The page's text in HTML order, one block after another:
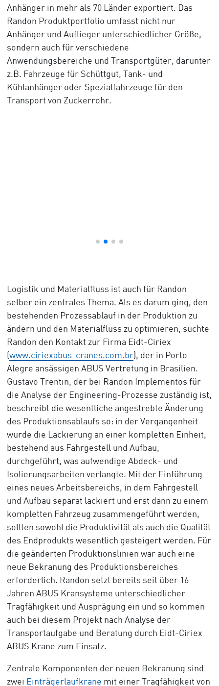
Anhänger in mehr als 70 Länder exportiert. Das
Randon Produktportfolio umfasst nicht nur
Anhänger und Auflieger unterschiedlicher Größe,
sondern auch für verschiedene
Anwendungsbereiche und Transportgüter, darunter
z.B. Fahrzeuge für Schüttgut, Tank- und
Kühlanhänger oder Spezialfahrzeuge für den
Transport von Zuckerrohr.
Logistik und Materialfluss ist auch für Randon
selber ein zentrales Thema. Als es darum ging, den
bestehenden Prozessablauf in der Produktion zu
ändern und den Materialfluss zu optimieren, suchte
Randon den Kontakt zur Firma Eidt-Ciriex
(www.ciriexabus-cranes.com.br), der in Porto
Alegre ansässigen ABUS Vertretung in Brasilien.
Gustavo Trentin, der bei Randon Implementos für
die Analyse der Engineering-Prozesse zuständig ist,
beschreibt die wesentliche angestrebte Änderung
des Produktionsablaufs so: in der Vergangenheit
wurde die Lackierung an einer kompletten Einheit,
bestehend aus Fahrgestell und Aufbau,
durchgeführt, was aufwendige Abdeck- und
Isolierungsarbeiten verlangte. Mit der Einführung
eines neues Arbeitsbereichs, in dem Fahrgestell
und Aufbau separat lackiert und erst dann zu einem
kompletten Fahrzeug zusammengeführt werden,
sollten sowohl die Produktivität als auch die Qualität
des Endprodukts wesentlich gesteigert werden. Für
die geänderten Produktionslinien war auch eine
neue Bekranung des Produktionsbereiches
erforderlich. Randon setzt bereits seit über 16
Jahren ABUS Kransysteme unterschiedlicher
Tragfähigkeit und Ausprägung ein und so kommen
auch bei diesem Projekt nach Analyse der
Transportaufgabe und Beratung durch Eidt-Ciriex
ABUS Krane zum Einsatz.
Zentrale Komponenten der neuen Bekranung sind
zwei Einträgerlaufkrane mit einer Tragfähigkeit von